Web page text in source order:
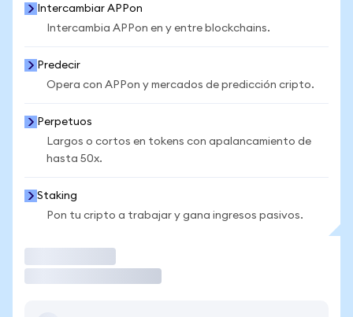
Intercambiar APPon
Intercambia APPon en y entre blockchains.
Predecir
Opera con APPon y mercados de predicción cripto.
Perpetuos
Largos o cortos en tokens con apalancamiento de
hasta 50x.
Staking
Pon tu cripto a trabajar y gana ingresos pasivos.